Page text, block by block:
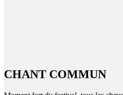
CHANT COMMUN